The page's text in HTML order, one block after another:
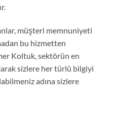
müşteri memnuniyeti
bu hizmetten
Koltuk, sektörün en
sizlere her türlü bilgiyi
adına sizlere